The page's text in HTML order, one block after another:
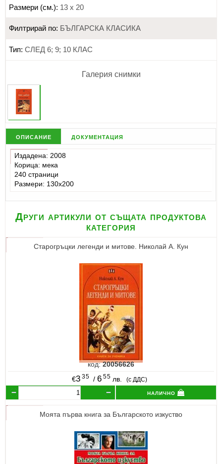
Размери (см.): 13 х 20
Филтрирай по: БЪЛГАРСКА КЛАСИКА
Тип: СЛЕД 6; 9; 10 КЛАС
Галерия снимки
описание документация
Издадена: 2008
Корица: мека
240 страници
Размери: 130x200
Други артикули от същата продуктова
категория
Старогръцки легенди и митове. Николай A. Кун
код:20056626
€3 35 /6 55 лв. (с ДДС)
налично
Моята първа книга за Българското изкуство